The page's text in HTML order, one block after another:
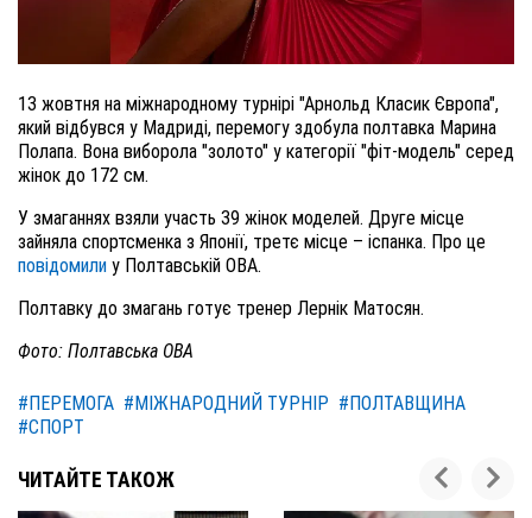
13 жовтня на міжнародному турнірі "Арнольд Класик Європа",
який відбувся у Мадриді, перемогу здобула полтавка Марина
Полапа. Вона виборола "золото" у категорії "фіт-модель" серед
жінок до 172 см.
У змаганнях взяли участь 39 жінок моделей. Друге місце
зайняла спортсменка з Японії, третє місце – іспанка. Про це
повідомили у Полтавській ОВА.
Полтавку до змагань готує тренер Лернік Матосян.
Фото: Полтавська ОВА
#ПЕРЕМОГА #МІЖНАРОДНИЙ ТУРНІР #ПОЛТАВЩИНА
#СПОРТ
ЧИТАЙТЕ ТАКОЖ